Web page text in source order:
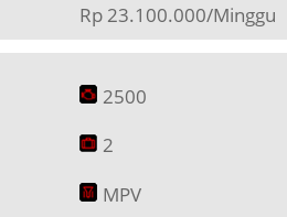
Rp 23.100.000/Minggu
2500
2
MPV